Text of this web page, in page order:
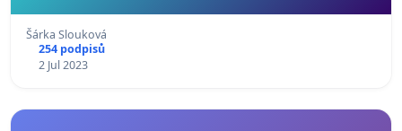
Šárka Slouková
254 podpisů
2 Jul 2023